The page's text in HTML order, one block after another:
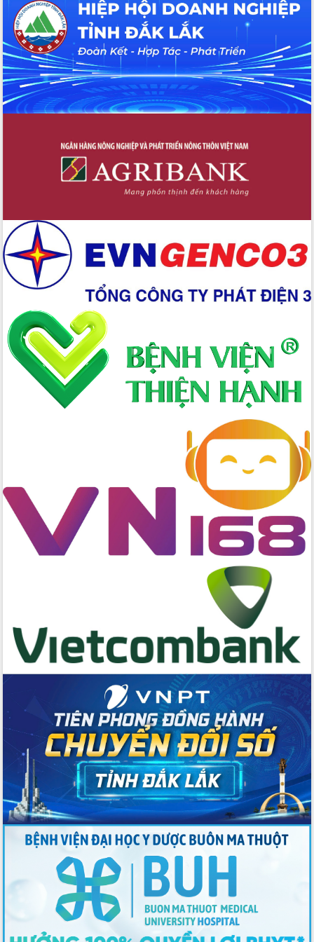
Tháo gỡ những vướng mắc, đẩy mạnh
công tác cải cách thủ tục hành chính
tại Trung tâm Phục vụ hành chính
công tỉnh
Đắk Lắk: Tôn vinh 46 giải pháp tại Hội
thi Sáng tạo Kỹ thuật 2024 - 2025
Đắk Lắk rà soát, điều chỉnh Đề án 190
Trương Công Thái kiểm tra thực địa
Dự án cao tốc Khánh Hòa - Buôn Ma
Định vị cà phê Việt Nam như một “di
Xây dựng nông thôn mới: Nâng cao đời
sống người dân từ những mô hình thiết
thực
Quyết liệt tháo gỡ vướng mắc, đẩy
nhanh tiến độ các dự án trọng điểm
trong Khu kinh tế Nam Phú Yên
Hòn Yến phát triển du lịch gắn với bảo
tồn biển
Lấy ý kiến điều chỉnh Quy hoạch tỉnh
Đắk Lắk thời kỳ 2021-2030, tầm nhìn
đến năm 2050
Phát động chiến dịch 30 ngày đêm
giải phóng mặt bằng Tuyến đường bộ
Đắk Lắk ký kết thỏa thuận hợp tác về
chuyển đổi số giai đoạn 2026 – 2030
với Tập đoàn Bưu chính Viễn thông
Việt Nam
Thứ trưởng Bộ Y tế làm việc với tỉnh
Đắk Lắk về phát triển nhân lực y tế
Tập huấn ứng dụng trí tuệ nhân tạo (AI)
trong thương mại điện tử năm 2026
trao đổi thông tin trước Kỳ họp thứ
Quyết liệt cải cách hành chính, khơi
thông nguồn lực phát triển
Nâng cao hiệu lực, hiệu quả HĐND
tỉnh thông qua hiện đại hóa hành chính
Xã Ea Phê gắn cải cách hành chính với
chuyển đổi số
Phó Chủ tịch Thường trực UBND tỉnh
Hồ Thị Nguyên Thảo làm việc tại Trung
tâm Phục vụ hành chính công xã Ea
Xây dựng nền hành chính số đồng
hành cùng nông dân dân, doanh nghiệp
Giai đoạn 2026-2030, Đắk Lắk phấn
đấu có 77% xã đạt chuẩn nông thôn